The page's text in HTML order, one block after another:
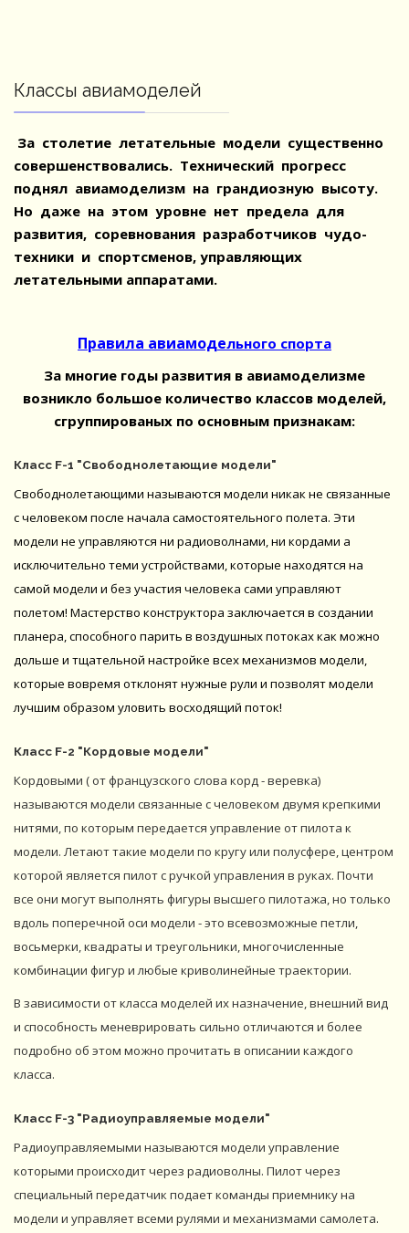
Классы авиамоделей
За столетие летательные модели существенно
совершенствовались. Технический прогресс
поднял авиамоделизм на грандиозную высоту.
Но даже на этом уровне нет предела для
развития, соревнования разработчиков чудо-
техники и спортсменов, управляющих
летательными аппаратами.
Правила авиамодельного спорта
За многие годы развития в авиамоделизме
возникло большое количество классов моделей,
сгруппированых по основным признакам:
Класс F-1 "Свободнолетающие модели"
Свободнолетающими называются модели никак не связанные
с человеком после начала самостоятельного полета. Эти
модели не управляются ни радиоволнами, ни кордами а
исключительно теми устройствами, которые находятся на
самой модели и без участия человека сами управляют
полетом! Мастерство конструктора заключается в создании
планера, способного парить в воздушных потоках как можно
дольше и тщательной настройке всех механизмов модели,
которые вовремя отклонят нужные рули и позволят модели
лучшим образом уловить восходящий поток!
Класс F-2 "Кордовые модели"
Кордовыми ( от французского слова корд - веревка)
называются модели связанные с человеком двумя крепкими
нитями, по которым передается управление от пилота к
модели. Летают такие модели по кругу или полусфере, центром
которой является пилот с ручкой управления в руках. Почти
все они могут выполнять фигуры высшего пилотажа, но только
вдоль поперечной оси модели - это всевозможные петли,
восьмерки, квадраты и треугольники, многочисленные
комбинации фигур и любые криволинейные траектории.
В зависимости от класса моделей их назначение, внешний вид
и способность меневрировать сильно отличаются и более
подробно об этом можно прочитать в описании каждого
класса.
Класс F-3 "Радиоуправляемые модели"
Радиоуправляемыми называются модели управление
которыми происходит через радиоволны. Пилот через
специальный передатчик подает команды приемнику на
модели и управляет всеми рулями и механизмами самолета.